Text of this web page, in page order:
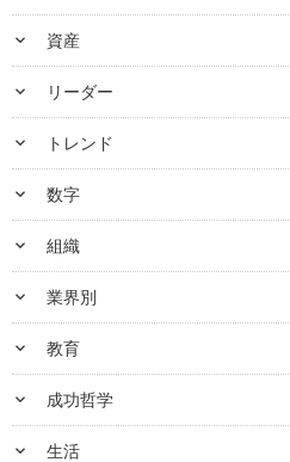
keyboard_arrow_down 資産
keyboard_arrow_down リーダー
keyboard_arrow_down トレンド
keyboard_arrow_down 数字
keyboard_arrow_down 組織
keyboard_arrow_down 業界別
keyboard_arrow_down 教育
keyboard_arrow_down 成功哲学
keyboard_arrow_down 生活